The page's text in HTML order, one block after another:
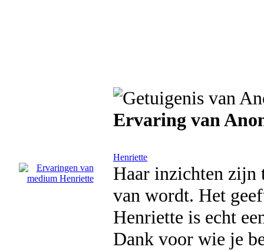
Ervaring van
Henriette
Haar inzichten zijn
van wordt. Het
Henriette is echt
Dank voor wie je